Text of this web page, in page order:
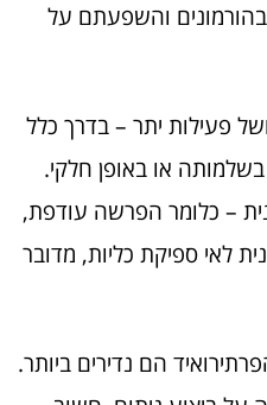
בהורמונים והשפעתם על
פעילות יתר – בדרך כלל
או באופן חלקי.
– כלומר הפרשה עודפת,
לאי ספיקת כליות, מדובר
הם נדירים ביותר.